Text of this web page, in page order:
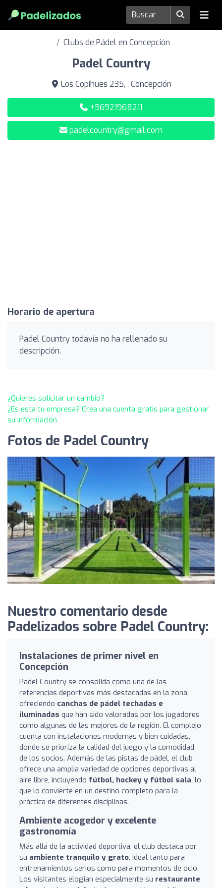
Clubs de Pádel en Concepción
Padel Country
Los Copihues 235, , Concepción
+56921968211
padelcountry@gmail.com
Horario de apertura
Padel Country todavía no ha rellenado su
descripción.
¿Quieres solicitar un cambio?
¿Es esta tu empresa? Crea una cuenta gratis para gestionar
su información
Fotos de Padel Country
Nuestro comentario desde
Padelizados sobre Padel Country:
Instalaciones de primer nivel en
Concepción
Padel Country se consolida como una de las
referencias deportivas más destacadas en la zona,
ofreciendo canchas de pádel techadas e
iluminadas que han sido valoradas por los jugadores
como algunas de las mejores de la región. El complejo
cuenta con instalaciones modernas y bien cuidadas,
donde se prioriza la calidad del juego y la comodidad
de los socios. Además de las pistas de pádel, el club
ofrece una amplia variedad de opciones deportivas al
aire libre, incluyendo fútbol, hockey y fútbol sala, lo
que lo convierte en un destino completo para la
práctica de diferentes disciplinas.
Ambiente acogedor y excelente
gastronomía
Más allá de la actividad deportiva, el club destaca por
su ambiente tranquilo y grato, ideal tanto para
entrenamientos serios como para momentos de ocio.
Los visitantes elogian especialmente su restaurante